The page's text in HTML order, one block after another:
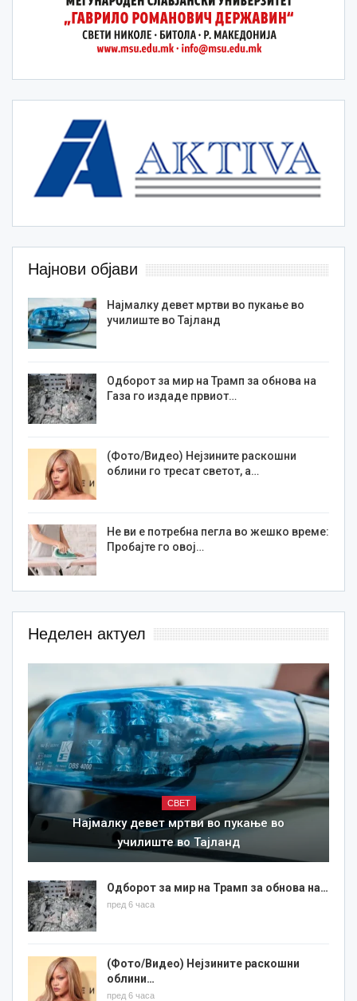
Најнови објави
Најмалку девет мртви во пукање во
училиште во Тајланд
Одборот за мир на Трамп за обнова на
Газа го издаде првиот…
(Фото/Видео) Нејзините раскошни
облини го тресат светот, а…
Не ви е потребна пегла во жешко време:
Пробајте го овој…
Неделен актуел
СВЕТ
Најмалку девет мртви во пукање во
училиште во Тајланд
Одборот за мир на Трамп за обнова на…
пред 6 часа
(Фото/Видео) Нејзините раскошни
облини…
пред 6 часа